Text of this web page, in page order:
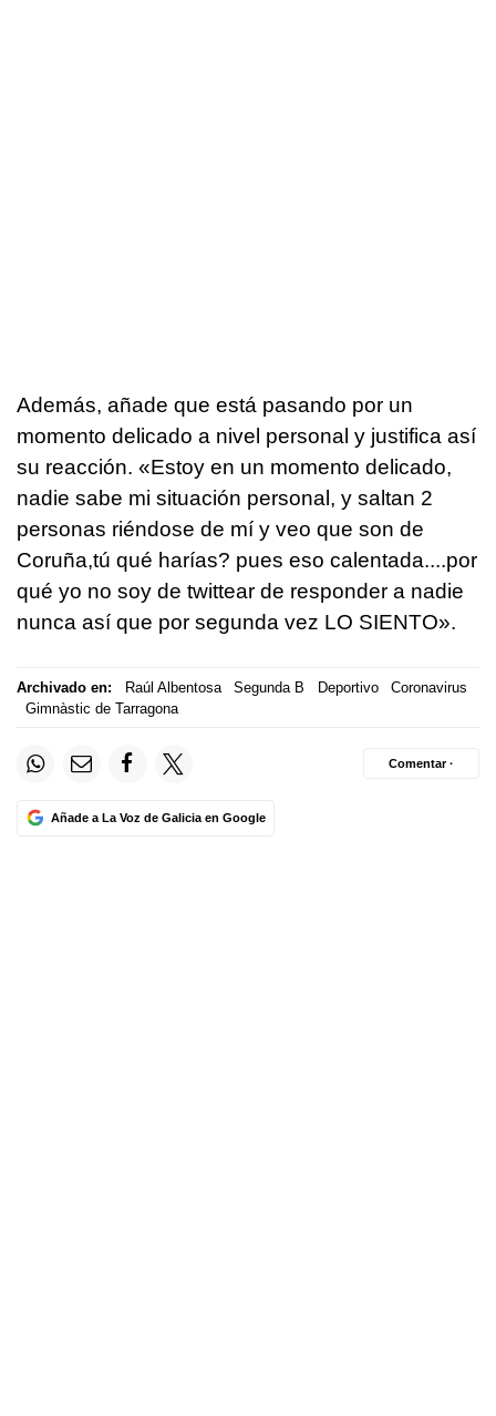
Además, añade que está pasando por un
momento delicado a nivel personal y justifica así
su reacción. «Estoy en un momento delicado,
nadie sabe mi situación personal, y saltan 2
personas riéndose de mí y veo que son de
Coruña,tú qué harías? pues eso calentada....por
qué yo no soy de twittear de responder a nadie
nunca así que por segunda vez LO SIENTO».
Archivado en: Raúl Albentosa Segunda B Deportivo
Coronavirus
Gimnàstic de Tarragona
Añade a La Voz de Galicia en Google
Comentar ·